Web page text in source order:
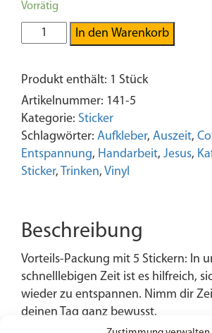
Vorrätig
Coffee
Jesus
-
Sticker
Menge
In den Warenkorb
Produkt enthält: 1 Stück
Artikelnummer: 141-5
Kategorie: Sticker
Schlagwörter: Aufkleber, Auszeit,
Entspannung, Handarbeit, Jesus,
Sticker, Trinken, Vinyl
Beschreibung
Vorteils-Packung mit 5 Stickern: In
schnelllebigen Zeit ist es hilfreich,
wieder zu entspannen. Nimm dir
deinen Tag ganz bewusst.